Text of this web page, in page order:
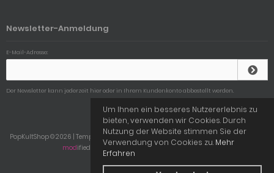
Newsletter-Anmeldung
E-Mail-Adresse:
Der Newsletter kann jederzeit hier oder in Ihrem Kundenkonto abbestellt werden.
PopKultShop © 2026 | Template © 2009-2026 bymodified eCommerce Shopsoftware
modified eCommerce Shopsoftware © 2009-2026
Um Ihnen ein besseres Nutzererlebnis zu
bieten, verwenden wir Cookies. Durch
Nutzung der Website stimmen Sie der
Verwendung von Cookies zu. Mehr
Erfahren